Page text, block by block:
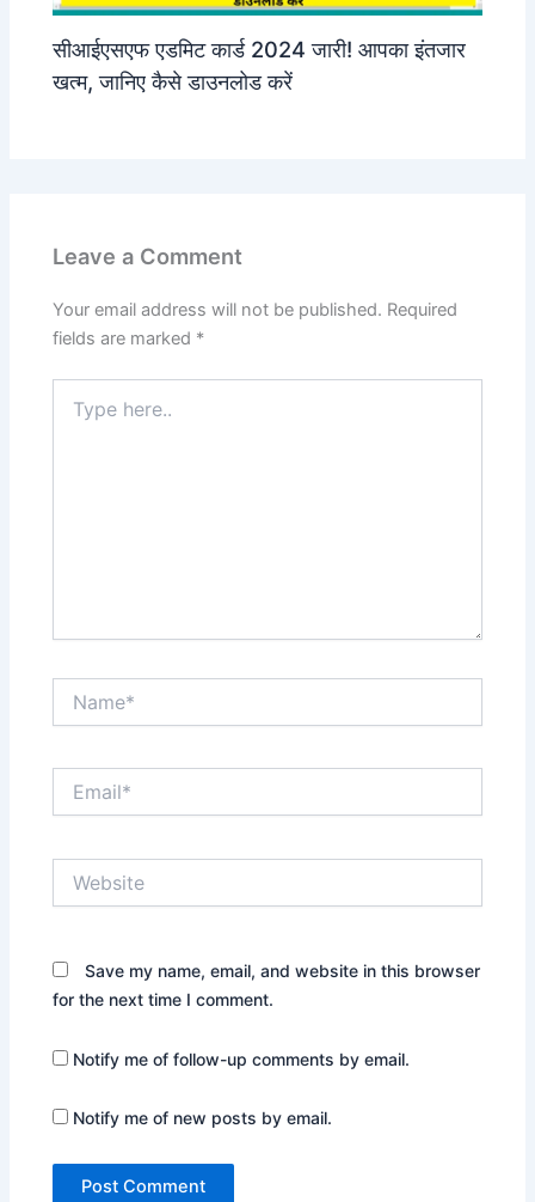
सीआईएसएफ एडमिट कार्ड 2024 जारी! आपका इंतजार
खत्म, जानिए कैसे डाउनलोड करें
Leave a Comment
Your email address will not be published. Required
fields are marked *
here..
Save my name, email, and website in this browser
for the next time I comment.
Notify me of follow-up comments by email.
Notify me of new posts by email.